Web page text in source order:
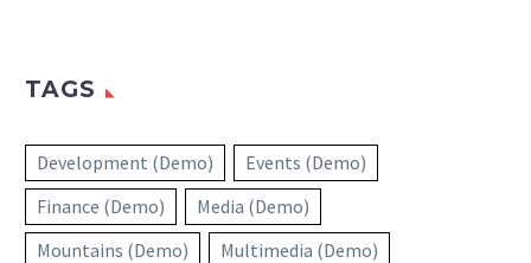
TAGS
Development (Demo)
Events (Demo)
Finance (Demo)
Media (Demo)
Mountains (Demo)
Multimedia (Demo)